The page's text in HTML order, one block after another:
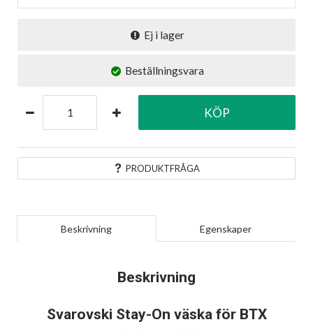
Ej i lager
Beställningsvara
PRODUKTFRÅGA
KÖP
Beskrivning Egenskaper
Beskrivning
Svarovski Stay-On väska för BTX